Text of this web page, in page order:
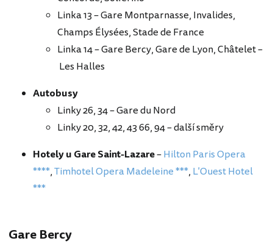
Linka 13 – Gare Montparnasse, Invalides,
Champs Élysées, Stade de France
Linka 14 – Gare Bercy, Gare de Lyon, Châtelet –
Les Halles
Autobusy
Linky 26, 34 – Gare du Nord
Linky 20, 32, 42, 43 66, 94 – další směry
Hotely u Gare Saint-Lazare–Hilton Paris Opera
****,Timhotel Opera Madeleine ***, L'Ouest Hotel
***
Gare Bercy